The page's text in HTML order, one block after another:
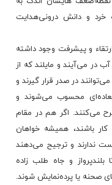
و دانش‌ درونی‌هدایت‌
و پیشرفت‌ وجود داشته‌
در می‌آیند و مایلند که‌ از
در صدر قرار گیرند و
محسوب‌ می‌شوند و
می‌کنند. اگر هم‌ در مقام‌
باشند، همیشه‌ خواهان‌
ندارند و ترجیح‌ می‌دهند
بلندپرواز و جاه‌ طلب‌ زاده‌
صحنه‌ یا پرده‌نمایش‌ شوند.